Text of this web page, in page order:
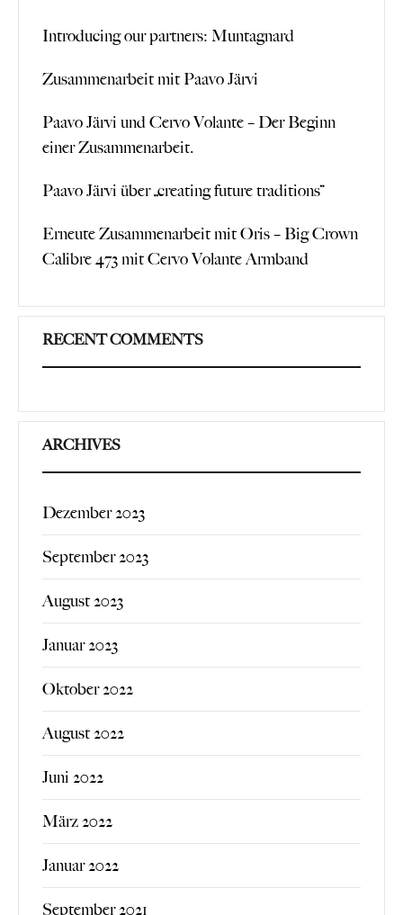
Introducing our partners: Muntagnard
Zusammenarbeit mit Paavo Järvi
Paavo Järvi und Cervo Volante – Der Beginn
einer Zusammenarbeit.
Paavo Järvi über „creating future traditions“
Erneute Zusammenarbeit mit Oris – Big Crown
Calibre 473 mit Cervo Volante Armband
RECENT COMMENTS
ARCHIVES
Dezember 2023
September 2023
August 2023
Januar 2023
Oktober 2022
August 2022
Juni 2022
März 2022
Januar 2022
September 2021